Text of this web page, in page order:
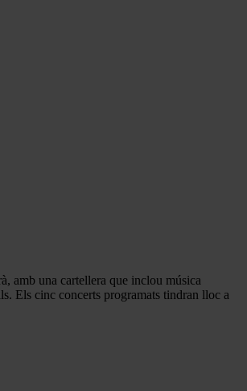
amb una cartellera que inclou música
Els cinc concerts programats tindran lloc a